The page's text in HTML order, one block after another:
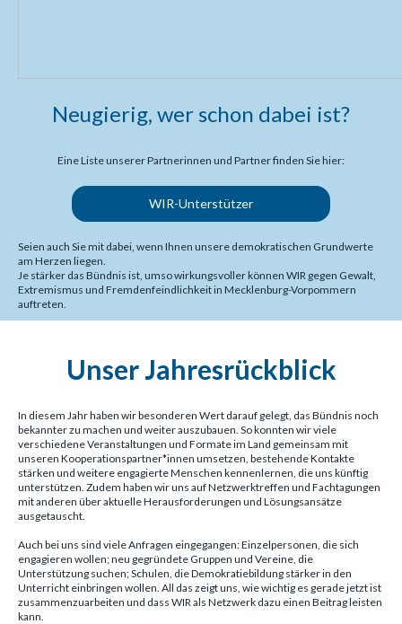
Neugierig, wer schon dabei ist?
Eine Liste unserer Partnerinnen und Partner finden Sie hier:
WIR-Unterstützer
Seien auch Sie mit dabei, wenn Ihnen unsere demokratischen Grundwerte
am Herzen liegen.
Je stärker das Bündnis ist, umso wirkungsvoller können WIR gegen Gewalt,
Extremismus und Fremdenfeindlichkeit in Mecklenburg-Vorpommern
auftreten.
Unser Jahresrückblick
In diesem Jahr haben wir besonderen Wert darauf gelegt, das Bündnis noch
bekannter zu machen und weiter auszubauen. So konnten wir viele
verschiedene Veranstaltungen und Formate im Land gemeinsam mit
unseren Kooperationspartner*innen umsetzen, bestehende Kontakte
stärken und weitere engagierte Menschen kennenlernen, die uns künftig
unterstützen. Zudem haben wir uns auf Netzwerktreffen und Fachtagungen
mit anderen über aktuelle Herausforderungen und Lösungsansätze
ausgetauscht.
Auch bei uns sind viele Anfragen eingegangen: Einzelpersonen, die sich
engagieren wollen; neu gegründete Gruppen und Vereine, die
Unterstützung suchen; Schulen, die Demokratiebildung stärker in den
Unterricht einbringen wollen. All das zeigt uns, wie wichtig es gerade jetzt ist
zusammenzuarbeiten und dass WIR als Netzwerk dazu einen Beitrag leisten
kann.